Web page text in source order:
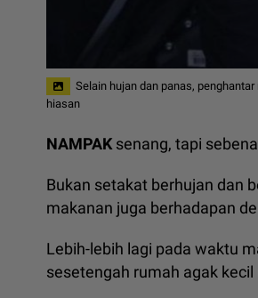
Selain hujan dan panas,
hiasan
NAMPAK senang, tapi
Bukan setakat berhujan dan
makanan juga berhadapan
Lebih-lebih lagi pada waktu
sesetengah rumah agak